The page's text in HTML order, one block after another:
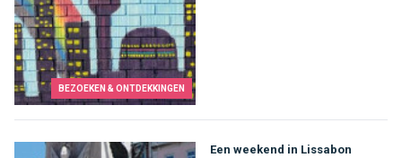
BEZOEKEN & ONTDEKKINGEN
Een weekend in Lissabon